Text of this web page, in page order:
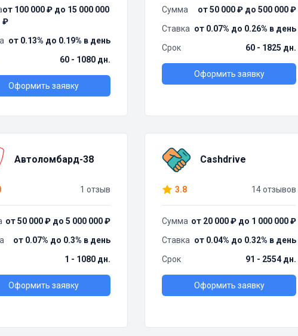
от 100 000 ₽ до 15 000 000
₽
от 0.13% до 0.19% в день
60 - 1080 дн.
Оформить заявку
Сумма
от 50 000 ₽ до 500 000 ₽
Ставка от 0.07% до 0.26% в день
Срок
60 - 1825 дн.
Оформить заявку
Автоломбард-38
1 отзыв
от 50 000 ₽ до 5 000 000 ₽
от 0.07% до 0.3% в день
1 - 1080 дн.
Оформить заявку
Cashdrive
3.8 14 отзывов
Сумма от 20 000 ₽ до 1 000 000 ₽
Ставка от 0.04% до 0.32% в день
Срок
91 - 2554 дн.
Оформить заявку